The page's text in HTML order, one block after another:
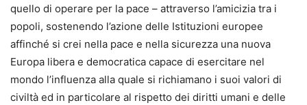
quello di operare per la pace – attraverso l’amicizia tra i
popoli, sostenendo l’azione delle Istituzioni europee
affinché si crei nella pace e nella sicurezza una nuova
Europa libera e democratica capace di esercitare nel
mondo l’influenza alla quale si richiamano i suoi valori di
civiltà ed in particolare al rispetto dei diritti umani e delle